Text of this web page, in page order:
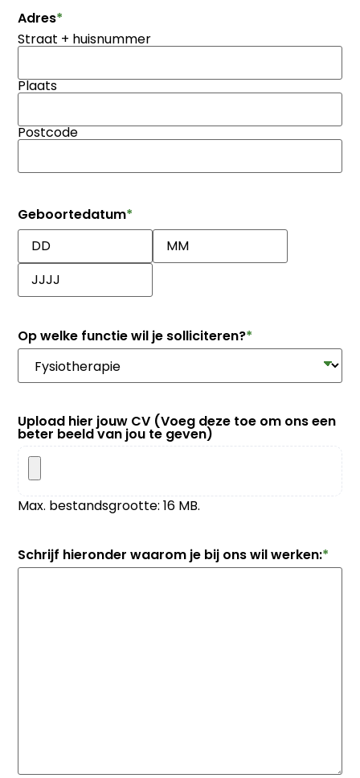
Adres*
Straat + huisnummer
Plaats
Postcode
Geboortedatum*
Op welke functie wil je solliciteren?*
Upload hier jouw CV (Voeg deze toe om ons een
beter beeld van jou te geven)
Max. bestandsgrootte: 16 MB.
Schrijf hieronder waarom je bij ons wil werken:*